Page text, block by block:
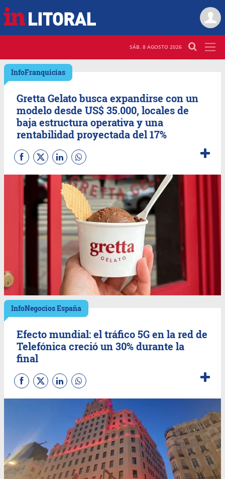
SÁB. 8 AGOSTO 2026
InfoFranquicias
Gretta Gelato busca expandirse con un
modelo desde US$ 35.000, locales de
baja estructura operativa y una
rentabilidad proyectada del 17%
InfoNegocios España
Efecto mundial: el tráfico 5G en la red de
Telefónica creció un 30% durante la
final